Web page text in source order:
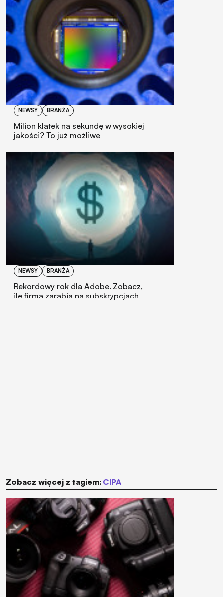
NEWSY BRANŻA
Milion klatek na sekundę w wysokiej
jakości? To już możliwe
NEWSY BRANŻA
Rekordowy rok dla Adobe. Zobacz,
ile firma zarabia na subskrypcjach
Zobacz więcej z tagiem: CIPA